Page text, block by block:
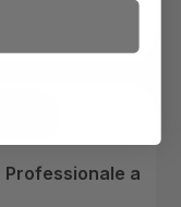
Professionale a